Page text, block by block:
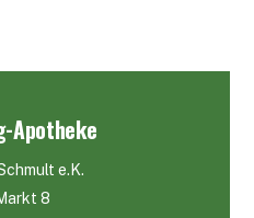
Apotheke
e.K.
8